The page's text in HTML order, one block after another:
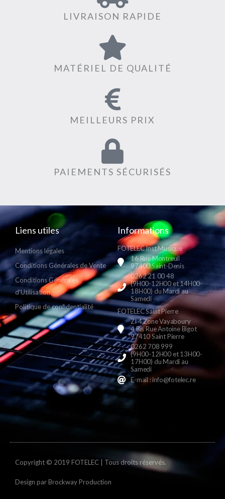
LIVRAISON RAPIDE
MATÉRIEL DE QUALITÉ
MEILLEURS PRIX
PAIEMENTS SÉCURISÉS
Liens utiles
Mentions légales
Conditions Générales de Vente
Conditions Générales
d'Utilisation
Politique de confidentialité
Informations
FOTELEC Inst Musique
16 Rue Montreuil
97400 Saint-Denis
0262 21 00 48
(9H00-12H00 et 14H00-
18H00) du Mardi au
Samedi
FOTELEC Saint Pierre
ZI 4 Zone Vayaboury
4 Bis Rue Antoine Bigot
97410 Saint Pierre
0262 708 999
(9H00-12H00 et 13H00-
17H00) du Mardi au
Samedi
E-mail : info@fotelec.re
Copyright © 2019 FOTELEC | Tous droits réservés.
Design parBrockway Production